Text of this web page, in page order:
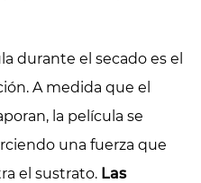
durante el secado es el
A medida que el
la película se
una fuerza que
el sustrato. Las